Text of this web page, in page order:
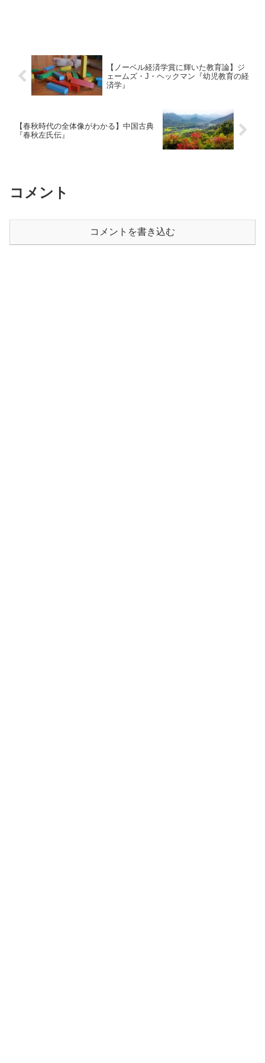
【ノーベル経済学賞に輝いた教育論】ジ
ェームズ・J・ヘックマン『幼児教育の経
済学』
【春秋時代の全体像がわかる】中国古典
『春秋左氏伝』
コメント
コメントを書き込む